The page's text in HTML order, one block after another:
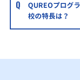
QUREOプログ
校の特長は？